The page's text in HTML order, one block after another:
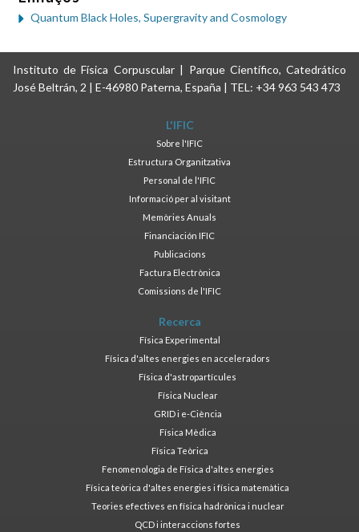
Quantum Black Holes, Supergravity and Cosmology
Instituto de Física Corpuscular | Parque Científico, Catedrático
José Beltrán, 2 | E-46980 Paterna, España | TEL: +34 963 543 473
L'IFIC
Sobre l'IFIC
Estructura Organitzativa
Personal de l'IFIC
Informació per al visitant
Memòries Anuals
Financiación IFIC
Publicacions
Factura Electrònica
Comissions de l'IFIC
Recerca
Física Experimental
Física d'altes energies en acceleradors
Física d'astropartícules
Física Nuclear
GRID i e-Ciència
Física Mèdica
Física Teòrica
Fenomenologia de Física d'altes energies
Física teòrica d'altes energies i física matemàtica
Teories efectives en física hadrònica i nuclear
QCD i interaccions fortes